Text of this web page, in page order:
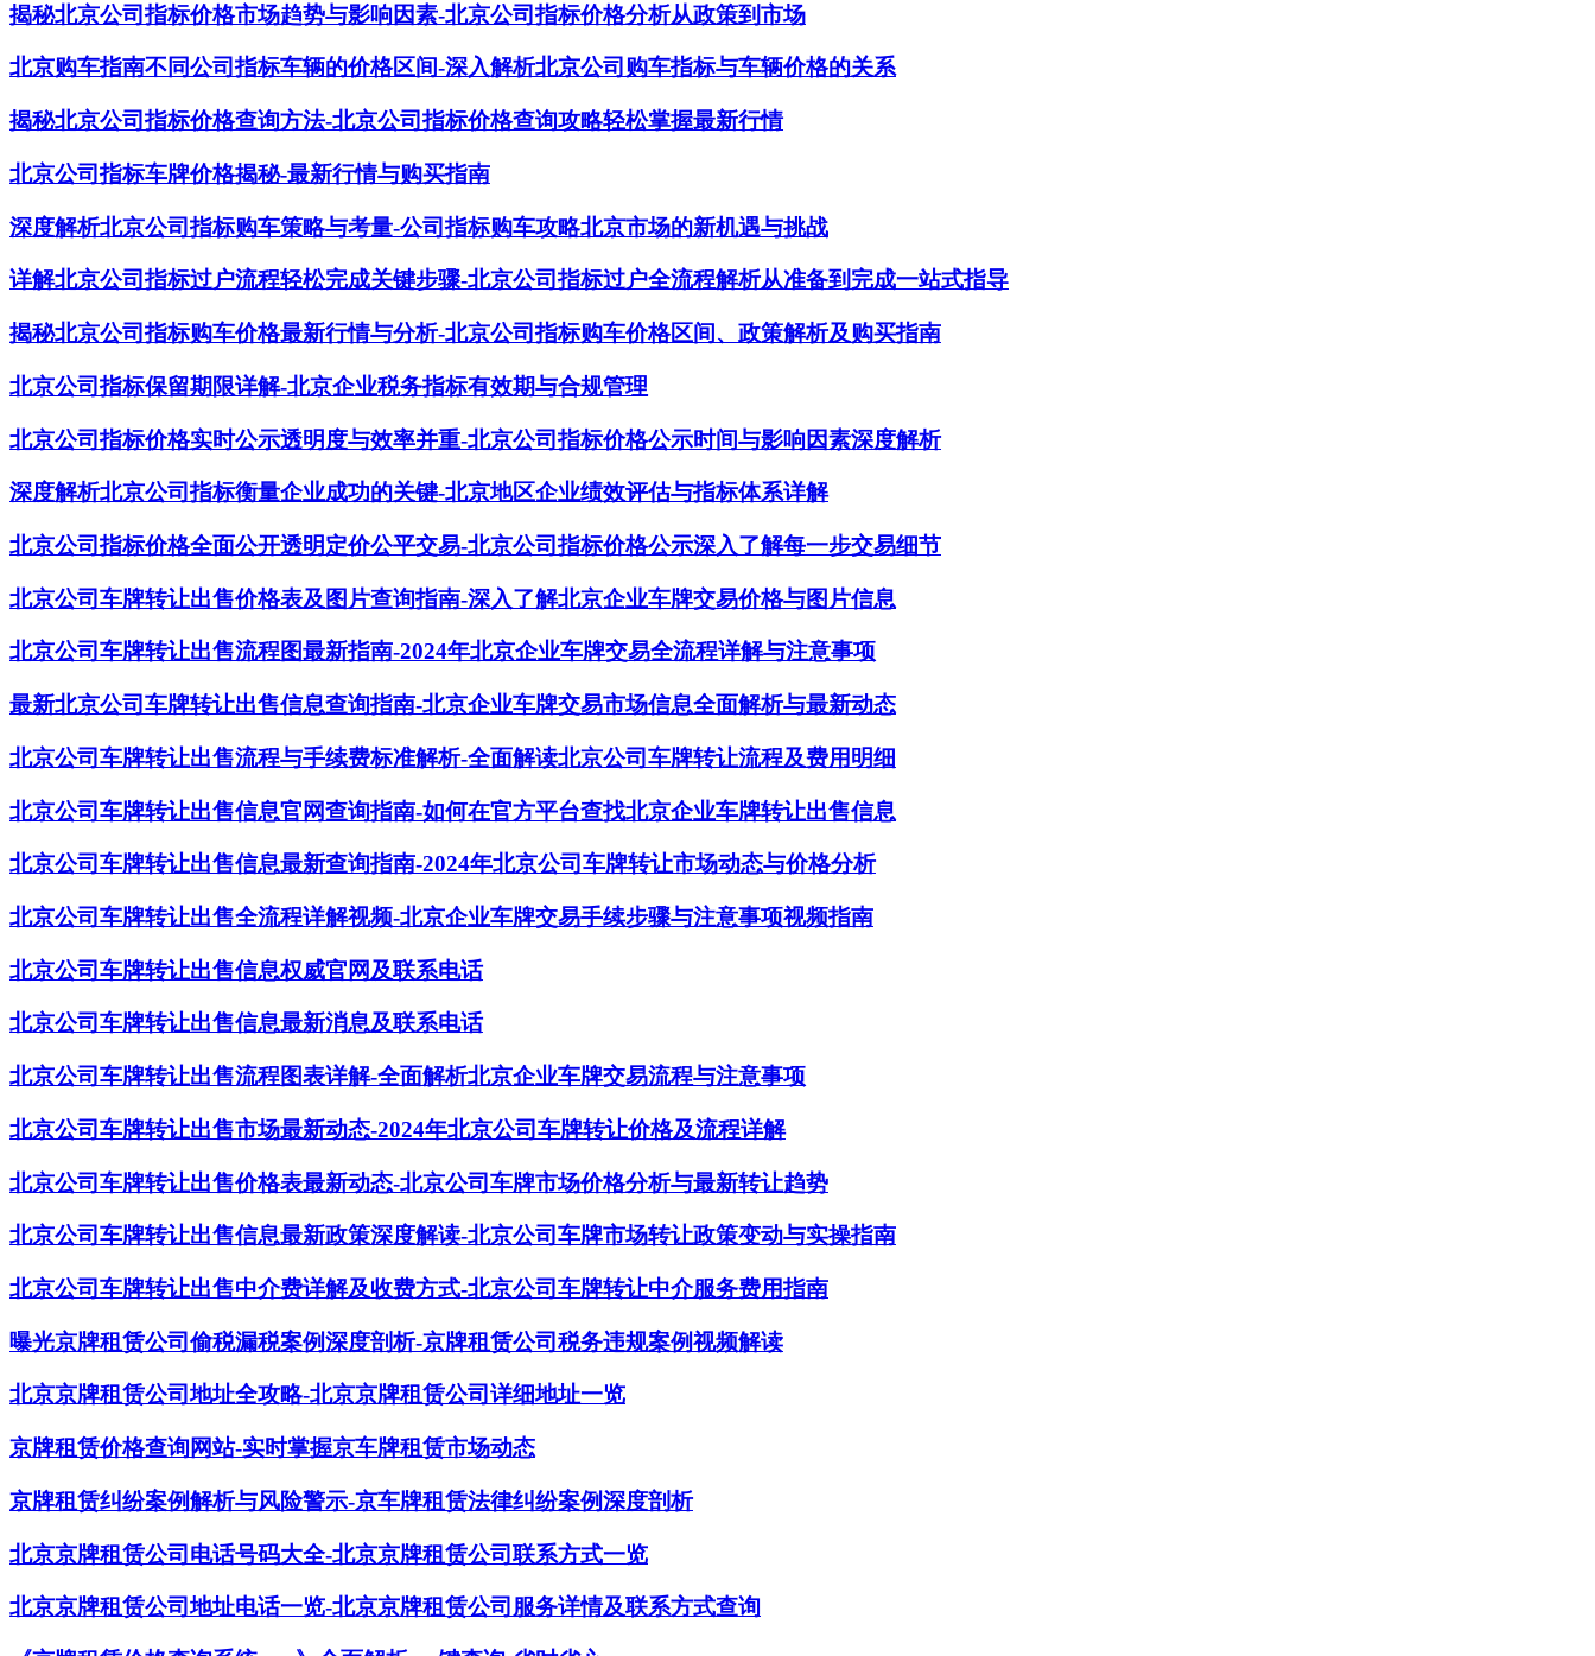
揭秘北京公司指标价格市场趋势与影响因素-北京公司指标价格分析从政策到市场
北京购车指南不同公司指标车辆的价格区间-深入解析北京公司购车指标与车辆价格的关系
揭秘北京公司指标价格查询方法-北京公司指标价格查询攻略轻松掌握最新行情
北京公司指标车牌价格揭秘-最新行情与购买指南
深度解析北京公司指标购车策略与考量-公司指标购车攻略北京市场的新机遇与挑战
详解北京公司指标过户流程轻松完成关键步骤-北京公司指标过户全流程解析从准备到完成一站式指导
揭秘北京公司指标购车价格最新行情与分析-北京公司指标购车价格区间、政策解析及购买指南
北京公司指标保留期限详解-北京企业税务指标有效期与合规管理
北京公司指标价格实时公示透明度与效率并重-北京公司指标价格公示时间与影响因素深度解析
深度解析北京公司指标衡量企业成功的关键-北京地区企业绩效评估与指标体系详解
北京公司指标价格全面公开透明定价公平交易-北京公司指标价格公示深入了解每一步交易细节
北京公司车牌转让出售价格表及图片查询指南-深入了解北京企业车牌交易价格与图片信息
北京公司车牌转让出售流程图最新指南-2024年北京企业车牌交易全流程详解与注意事项
最新北京公司车牌转让出售信息查询指南-北京企业车牌交易市场信息全面解析与最新动态
北京公司车牌转让出售流程与手续费标准解析-全面解读北京公司车牌转让流程及费用明细
北京公司车牌转让出售信息官网查询指南-如何在官方平台查找北京企业车牌转让出售信息
北京公司车牌转让出售信息最新查询指南-2024年北京公司车牌转让市场动态与价格分析
北京公司车牌转让出售全流程详解视频-北京企业车牌交易手续步骤与注意事项视频指南
北京公司车牌转让出售信息权威官网及联系电话
北京公司车牌转让出售信息最新消息及联系电话
北京公司车牌转让出售流程图表详解-全面解析北京企业车牌交易流程与注意事项
北京公司车牌转让出售市场最新动态-2024年北京公司车牌转让价格及流程详解
北京公司车牌转让出售价格表最新动态-北京公司车牌市场价格分析与最新转让趋势
北京公司车牌转让出售信息最新政策深度解读-北京公司车牌市场转让政策变动与实操指南
北京公司车牌转让出售中介费详解及收费方式-北京公司车牌转让中介服务费用指南
曝光京牌租赁公司偷税漏税案例深度剖析-京牌租赁公司税务违规案例视频解读
北京京牌租赁公司地址全攻略-北京京牌租赁公司详细地址一览
京牌租赁价格查询网站-实时掌握京车牌租赁市场动态
京牌租赁纠纷案例解析与风险警示-京车牌租赁法律纠纷案例深度剖析
北京京牌租赁公司电话号码大全-北京京牌租赁公司联系方式一览
北京京牌租赁公司地址电话一览-北京京牌租赁公司服务详情及联系方式查询